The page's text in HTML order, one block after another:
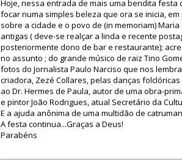
Hoje, nessa entrada de mais uma bendita
focar numa simples beleza que ora se inicia,
sobre a cidade e o povo de (in memoriam)
antigas ( deve-se realçar a linda e recente
posteriormente dono de bar e restaurante);
no assunto ; do grande músico de raiz Tino
fotos do Jornalista Paulo Narciso que nos
criadora, Zezé Collares, pelas danças
ao Dr. Hermes de Paula, autor de uma obra-
e pintor João Rodrigues, atual Secretário da
E a ajuda anônima de uma multidão de
A festa continua...Graças a Deus!
Parabéns